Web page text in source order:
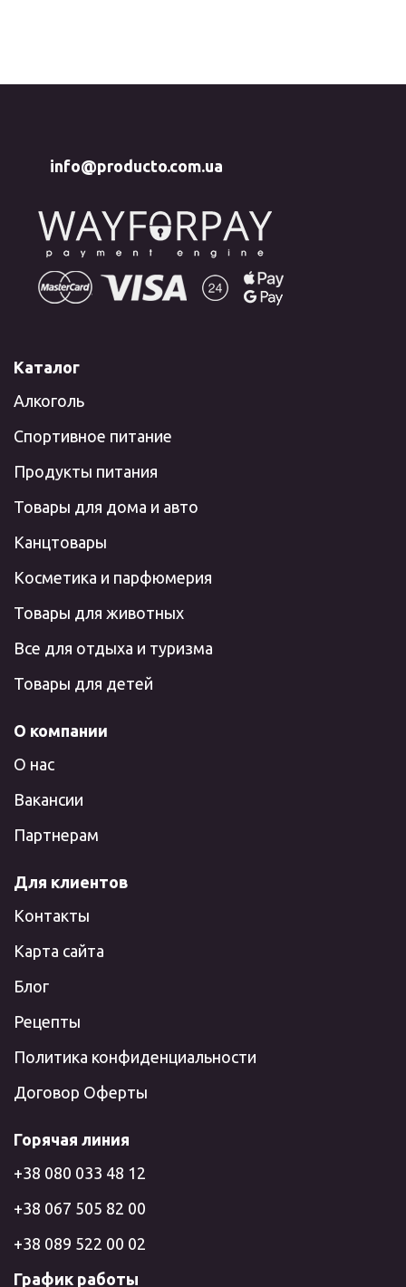
info@producto.com.ua
Каталог
Алкоголь
Спортивное питание
Продукты питания
Товары для дома и авто
Канцтовары
Косметика и парфюмерия
Товары для животных
Все для отдыха и туризма
Товары для детей
О компании
О нас
Вакансии
Партнерам
Для клиентов
Контакты
Карта сайта
Блог
Рецепты
Политика конфиденциальности
Договор Оферты
Горячая линия
+38 080 033 48 12
+38 067 505 82 00
+38 089 522 00 02
График работы